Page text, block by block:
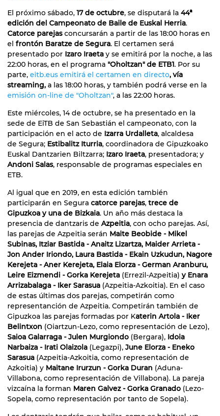
El próximo sábado, 17 de octubre, se disputará la 44ª
edición del Campeonato de Baile de Euskal Herria.
Catorce parejasconcursarán a partir de las 18:00 horas en
el frontón Baratze de Segura. El certamen será
presentado por Izaro Iraeta y se emitirá por la noche, a las
22:00 horas, en el programa "Oholtzan" de ETB1. Por su
parte, eitb.eus emitirá el certamen en directo, vía
streaming, a las 18:00 horas, y también podrá verse en la
emisión on-line de "Oholtzan", a las 22:00 horas.
Este miércoles, 14 de octubre, se ha presentado en la
sede de EiTB de San Sebastián el campeonato, con la
participación en el acto de Izarra Urdalleta, alcaldesa
de Segura; Estibalitz Iturria, coordinadora de Gipuzkoako
Euskal Dantzarien Biltzarra; Izaro Iraeta, presentadora; y
Andoni Salas, responsable de programas especiales en
ETB.
Al igual que en 2019, en esta edición también
participarán en Segura catorce parejas, trece de
Gipuzkoa y una de Bizkaia. Un año más destaca la
presencia de dantzaris de Azpeitia, con ocho parejas. Así,
las parejas de Azpeitia serán Maite Beobide - Mikel
Subinas, Itziar Bastida - Anaitz Lizartza, Maider Arrieta -
Jon Ander Iriondo, Laura Bastida - Ekain Uzkudun, Nagore
Kerejeta - Aner Kerejeta, Elaia Elorza - German Aranburu,
Leire Eizmendi - Gorka Kerejeta (Errezil-Azpeitia) y Enara
Arrizabalaga - Iker Sarasua (Azpeitia-Azkoitia). En el caso
de estas últimas dos parejas, competirán como
representanción de Azpeitia. Competirán también de
Gipuzkoa las parejas formadas por Katerin Artola - Iker
Belintxon (Oiartzun-Lezo, como representación de Lezo),
Saioa Galarraga - Julen Murgiondo (Bergara), Idoia
Narbaiza - Irati Olaizola (Legazpi), June Elorza - Eneko
Sarasua (Azpeitia-Azkoitia, como representación de
Azkoitia) y Maitane Irurzun - Gorka Duran (Aduna-
Villabona, como representación de Villabona). La pareja
vizcaína la forman Maren Galvez - Gorka Granado (Lezo-
Sopela, como representación por tanto de Sopela).